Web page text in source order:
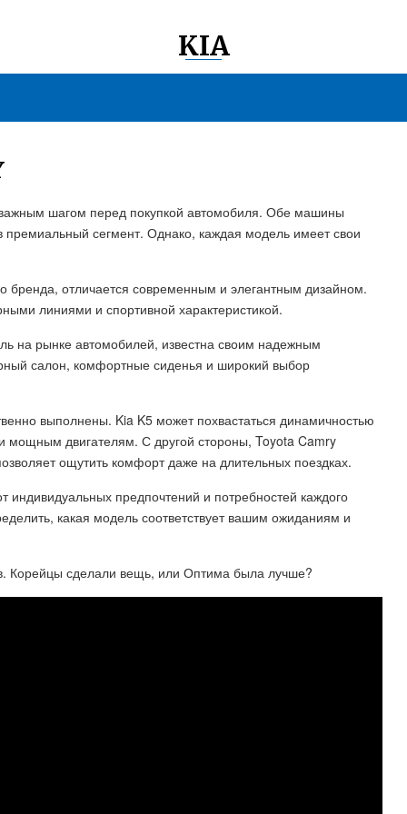
KIA
шагом перед покупкой автомобиля. Обе машины
сегмент. Однако, каждая модель имеет свои
бренда, отличается современным и элегантным дизайном.
линиями и спортивной характеристикой.
на рынке автомобилей, известна своим надежным
салон, комфортные сиденья и широкий выбор
выполнены. Kia K5 может похвастаться динамичностью
мощным двигателям. С другой стороны, Toyota Camry
ощутить комфорт даже на длительных поездках.
индивидуальных предпочтений и потребностей каждого
какая модель соответствует вашим ожиданиям и
Корейцы сделали вещь, или Оптима была лучше?